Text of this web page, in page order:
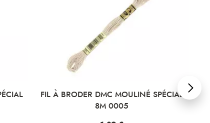
FIL À BRODER DMC MOULINÉ SPÉCIAL
8M 0005
FIL À